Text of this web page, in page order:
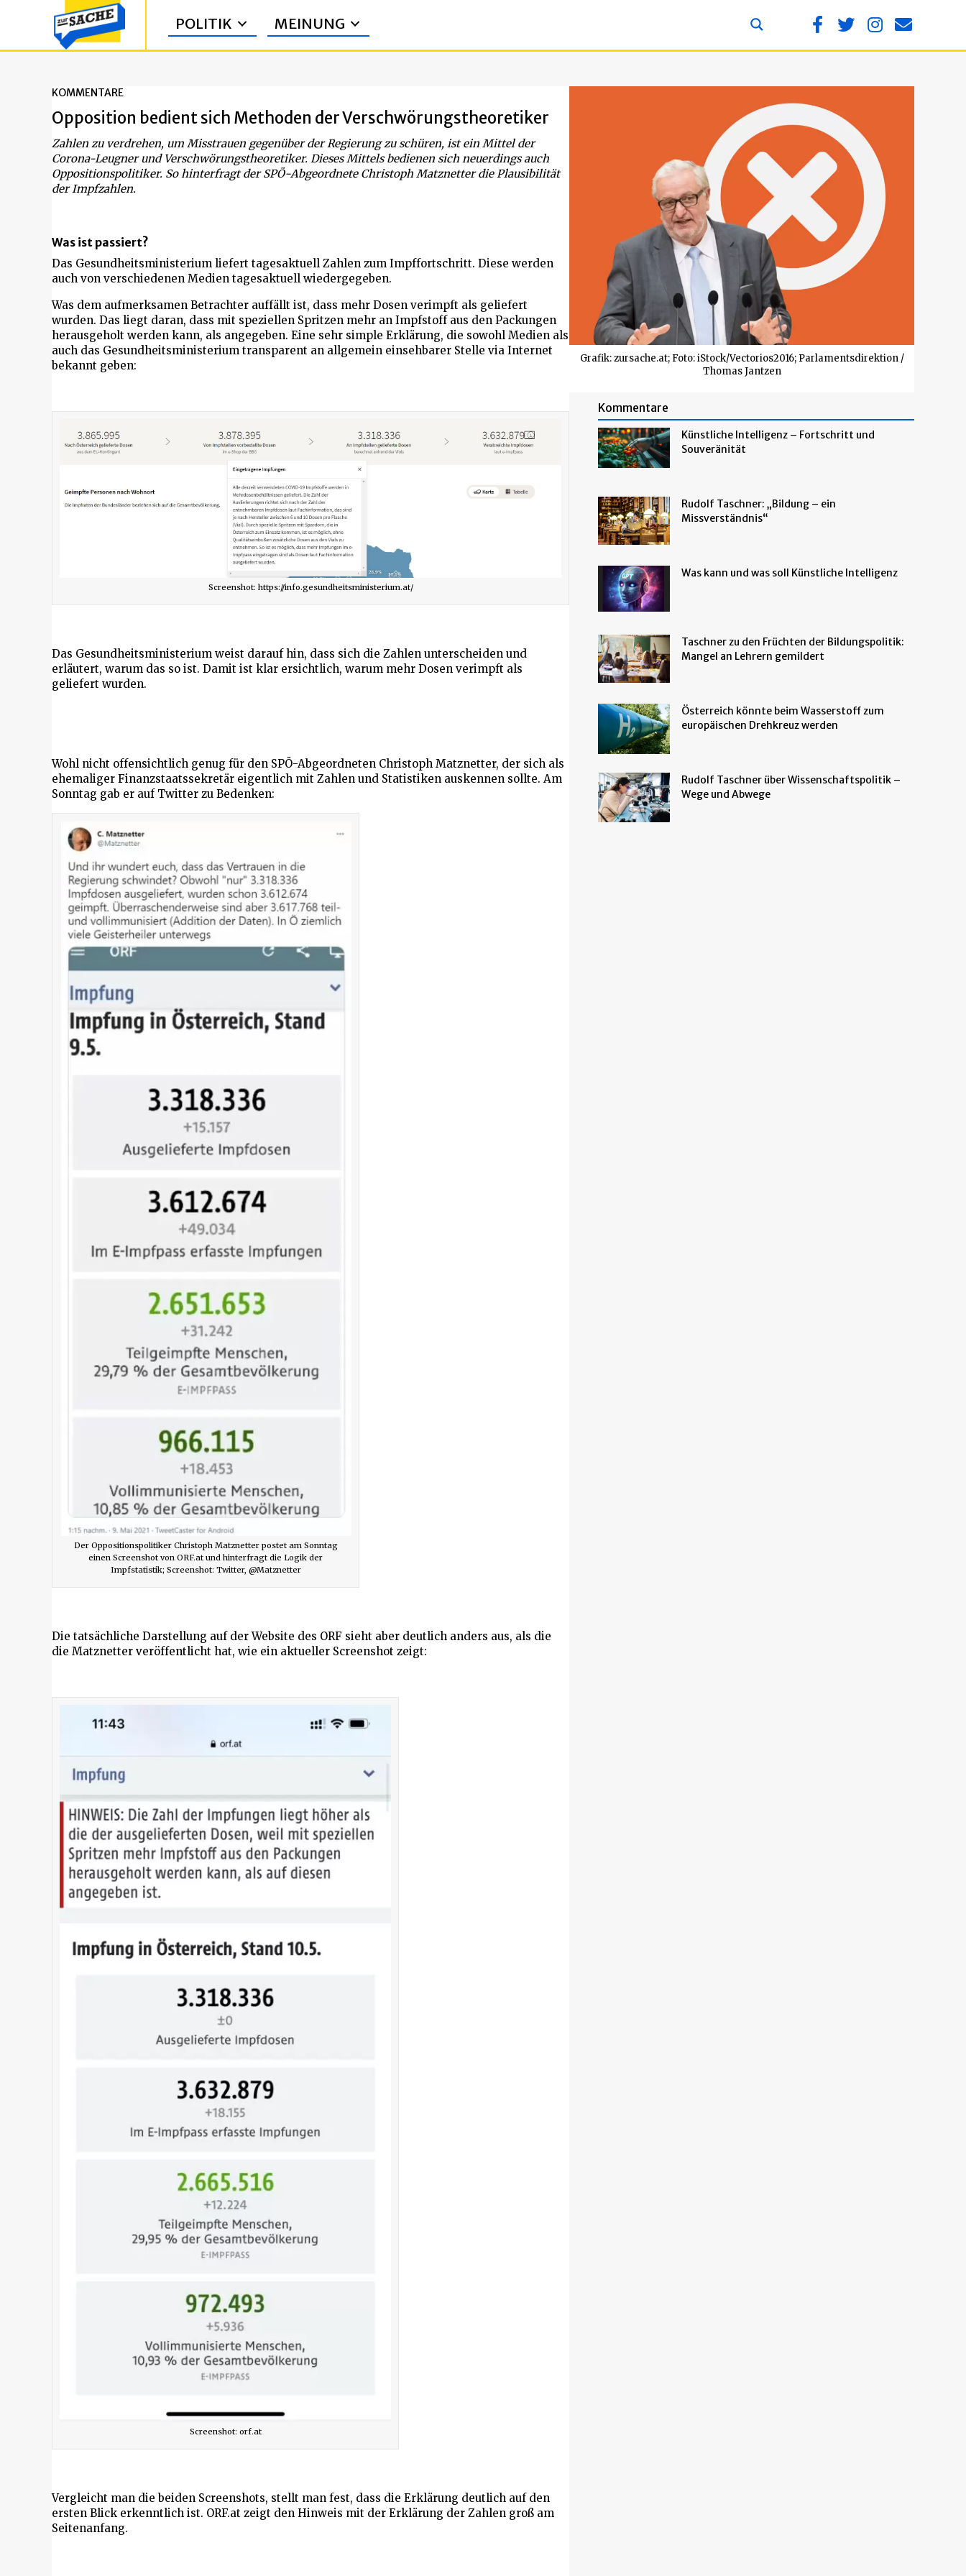
POLITIK MEINUNG
KOMMENTARE
Opposition bedient sich Methoden der Verschwörungstheoretiker
Zahlen zu verdrehen, um Misstrauen gegenüber der Regierung zu schüren, ist ein Mittel der
Corona-Leugner und Verschwörungstheoretiker. Dieses Mittels bedienen sich neuerdings auch
Oppositionspolitiker. So hinterfragt der SPÖ-Abgeordnete Christoph Matznetter die Plausibilität
der Impfzahlen.
Was ist passiert?
Das Gesundheitsministerium liefert tagesaktuell Zahlen zum Impffortschritt. Diese werden
auch von verschiedenen Medien tagesaktuell wiedergegeben.
Was dem aufmerksamen Betrachter auffällt ist, dass mehr Dosen verimpft als geliefert
wurden. Das liegt daran, dass mit speziellen Spritzen mehr an Impfstoff aus den Packungen
herausgeholt werden kann, als angegeben. Eine sehr simple Erklärung, die sowohl Medien als
auch das Gesundheitsministerium transparent an allgemein einsehbarer Stelle via Internet
bekannt geben:
Screenshot: https://info.gesundheitsministerium.at/
Das Gesundheitsministerium weist darauf hin, dass sich die Zahlen unterscheiden und
erläutert, warum das so ist. Damit ist klar ersichtlich, warum mehr Dosen verimpft als
geliefert wurden.
Wohl nicht offensichtlich genug für den SPÖ-Abgeordneten Christoph Matznetter, der sich als
ehemaliger Finanzstaatssekretär eigentlich mit Zahlen und Statistiken auskennen sollte. Am
Sonntag gab er auf Twitter zu Bedenken:
Der Oppositionspolitiker Christoph Matznetter postet am Sonntag
einen Screenshot von ORF.at und hinterfragt die Logik der
Impfstatistik; Screenshot: Twitter, @Matznetter
Die tatsächliche Darstellung auf der Website des ORF sieht aber deutlich anders aus, als die
die Matznetter veröffentlicht hat, wie ein aktueller Screenshot zeigt:
Screenshot: orf.at
Vergleicht man die beiden Screenshots, stellt man fest, dass die Erklärung deutlich auf den
ersten Blick erkenntlich ist. ORF.at zeigt den Hinweis mit der Erklärung der Zahlen groß am
Seitenanfang.
Grafik: zursache.at; Foto: iStock/Vectorios2016; Parlamentsdirektion /
Thomas Jantzen
Kommentare
Künstliche Intelligenz – Fortschritt und
Souveränität
Rudolf Taschner: „Bildung – ein
Missverständnis“
Was kann und was soll Künstliche Intelligenz
Taschner zu den Früchten der Bildungspolitik:
Mangel an Lehrern gemildert
Österreich könnte beim Wasserstoff zum
europäischen Drehkreuz werden
Rudolf Taschner über Wissenschaftspolitik –
Wege und Abwege